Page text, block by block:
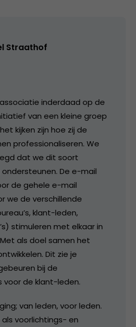
Straathof
inderdaad op de
van een kleine groep
kijken zijn hoe zij de
professionaliseren. We
dat we dit soort
De e-mail
de gehele e-mail
we de verschillende
klant-leden,
stimuleren met elkaar in
als doel samen het
Dit zie je
bij de
voor de klant-leden.
van leden, voor leden.
als voorlichtings- en